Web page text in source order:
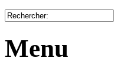
Menu